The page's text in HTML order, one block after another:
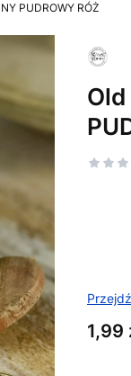
PUDROWY RÓŻ
Cena
1,99